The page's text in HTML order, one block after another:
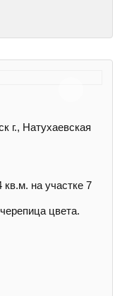
г., Натухаевская
на учaстке 7
цветa.